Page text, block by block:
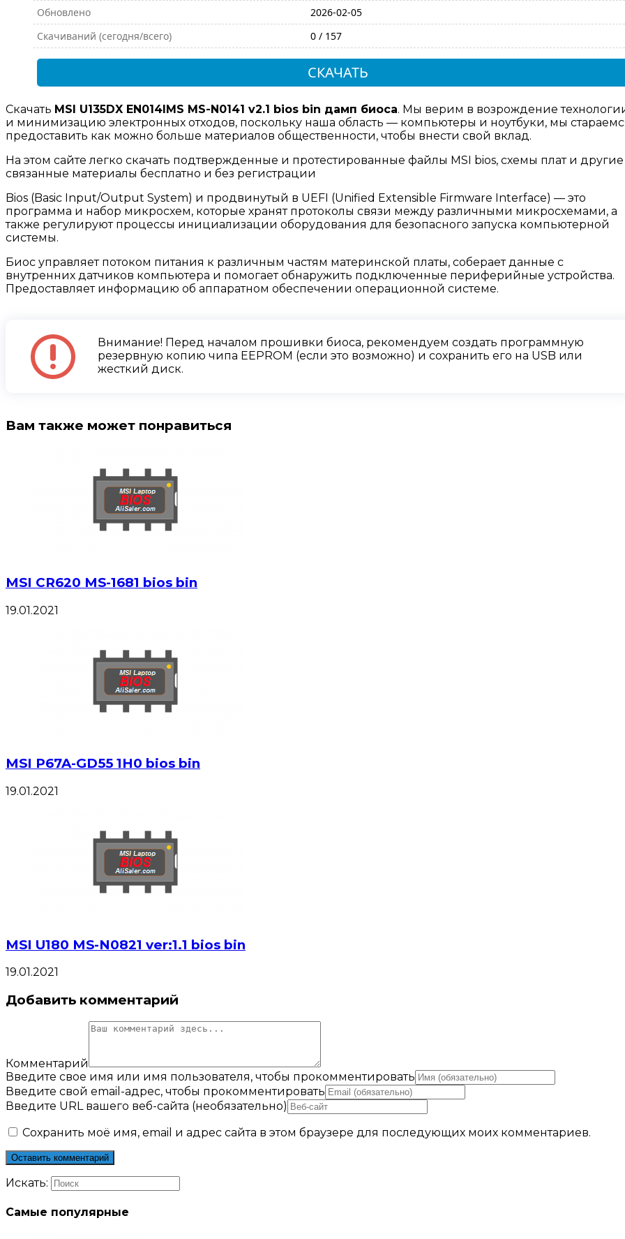
Обновлено
2026-02-05
Скачиваний (сегодня/всего)
0 / 157
СКАЧАТЬ
Скачать MSI U135DX EN014IMS MS-N0141 v2.1 bios bin дамп биоса. Мы верим в возрождение
и минимизацию электронных отходов, поскольку наша область — компьютеры и ноутбуки, мы
предоставить как можно больше материалов общественности, чтобы внести свой вклад.
На этом сайте легко скачать подтвержденные и протестированные файлы MSI bios, схемы плат и другие
связанные материалы бесплатно и без регистрации
Bios (Basic Input/Output System) и продвинутый в UEFI (Unified Extensible Firmware Interface) — это
программа и набор микросхем, которые хранят протоколы связи между различными микросхемами, а
также регулируют процессы инициализации оборудования для безопасного запуска компьютерной
системы.
Биос управляет потоком питания к различным частям материнской платы, соберает данные с
внутренних датчиков компьютера и помогает обнаружить подключенные периферийные устройства.
Предоставляет информацию об аппаратном обеспечении операционной системе.
Внимание! Перед началом прошивки биоса, рекомендуем создать программную
резервную копию чипа EEPROM (если это возможно) и сохранить его на USB или
жесткий диск.
Вам также может понравиться
MSI CR620 MS-1681 bios bin
19.01.2021
MSI P67A-GD55 1H0 bios bin
19.01.2021
MSI U180 MS-N0821 ver:1.1 bios bin
19.01.2021
Добавить комментарий
Комментарий
Введите свое имя или имя пользователя, чтобы прокомментировать
Введите свой email-адрес, чтобы прокомментировать
Введите URL вашего веб-сайта (необязательно)
Сохранить моё имя, email и адрес сайта в этом браузере для последующих моих комментариев.
Искать:
Самые популярные